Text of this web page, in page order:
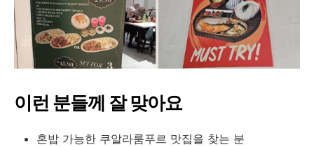
이런 분들께 잘 맞아요
혼밥 가능한 쿠알라룸푸르 맛집을 찾는 분